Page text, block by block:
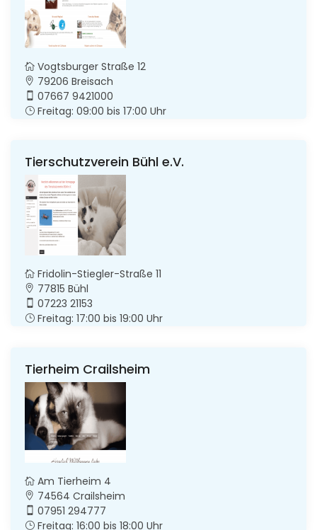
Vogtsburger Straße 12
79206 Breisach
07667 9421000
Freitag: 09:00 bis 17:00 Uhr
Tierschutzverein Bühl e.V.
Fridolin-Stiegler-Straße 11
77815 Bühl
07223 21153
Freitag: 17:00 bis 19:00 Uhr
Tierheim Crailsheim
Am Tierheim 4
74564 Crailsheim
07951 294777
Freitag: 16:00 bis 18:00 Uhr